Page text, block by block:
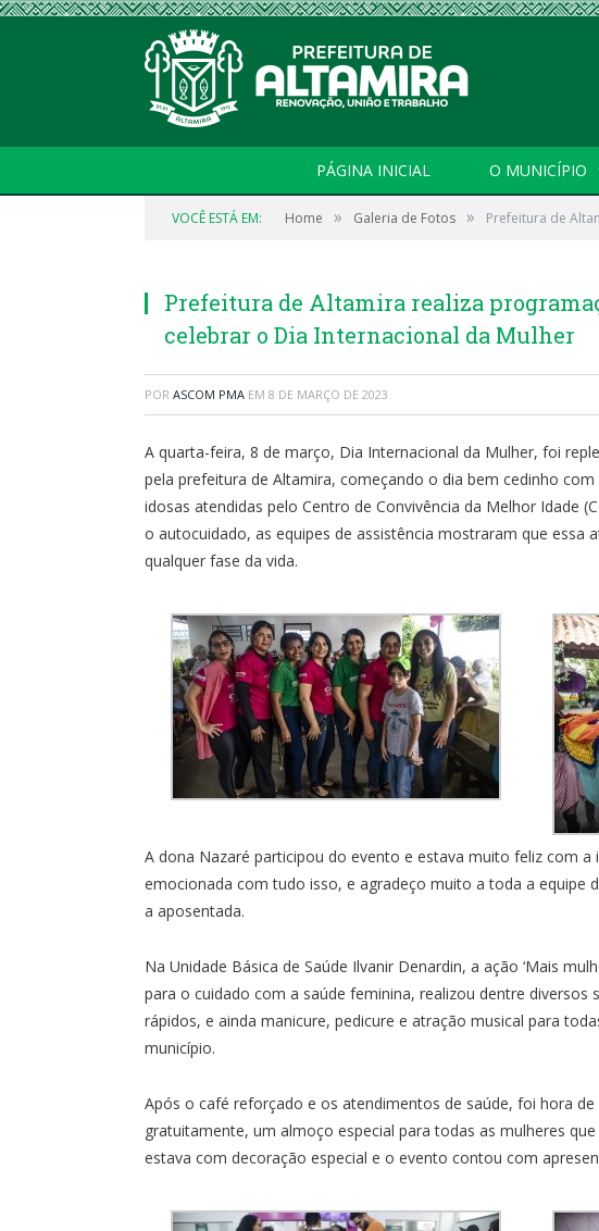
PÁGINA INICIAL O MUNICÍPIO
VOCÊ ESTÁ EM: Home » Galeria de Fotos » Prefeitura de
Prefeitura de Altamira realiza
celebrar o Dia Internacional da Mulher
POR ASCOM PMA EM 8 DE MARÇO DE 2023
A quarta-feira, 8 de março, Dia Internacional da Mulher, foi
pela prefeitura de Altamira, começando o dia bem cedinho
idosas atendidas pelo Centro de Convivência da Melhor Idade
o autocuidado, as equipes de assistência mostraram que essa
qualquer fase da vida.
A dona Nazaré participou do evento e estava muito feliz com a
emocionada com tudo isso, e agradeço muito a toda a equipe
a aposentada.
Na Unidade Básica de Saúde Ilvanir Denardin, a ação ‘Mais
para o cuidado com a saúde feminina, realizou dentre diversos
rápidos, e ainda manicure, pedicure e atração musical para
município.
Após o café reforçado e os atendimentos de saúde, foi hora
gratuitamente, um almoço especial para todas as mulheres
estava com decoração especial e o evento contou com